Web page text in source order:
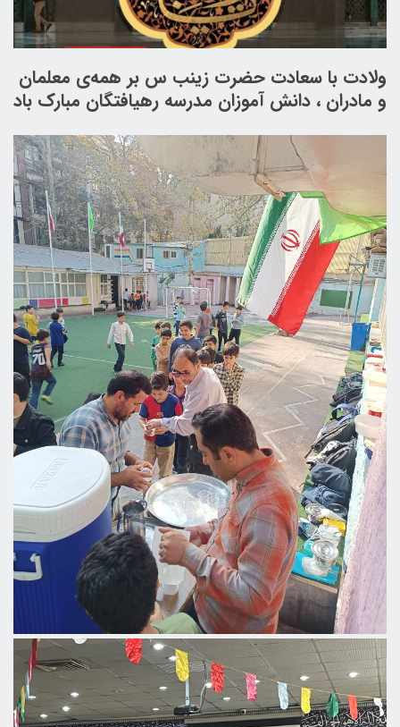
ولادت با سعادت حضرت زینب س بر همه‌ی معلمان
و مادران ، دانش آموزان مدرسه رهیافتگان مبارک باد